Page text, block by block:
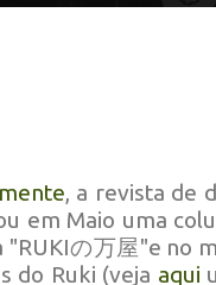
, a revista de
em Maio uma
"RUKIの万屋"e no
do Ruki (veja aqui